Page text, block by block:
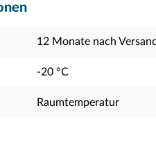
12 Monate nach Versand
-20 °C
Raumtemperatur